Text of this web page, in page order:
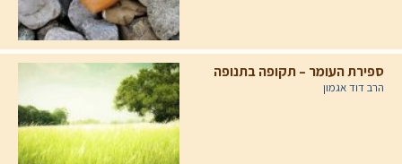
ספירת העומר – תקופה בתנופה
הרב דוד אגמון